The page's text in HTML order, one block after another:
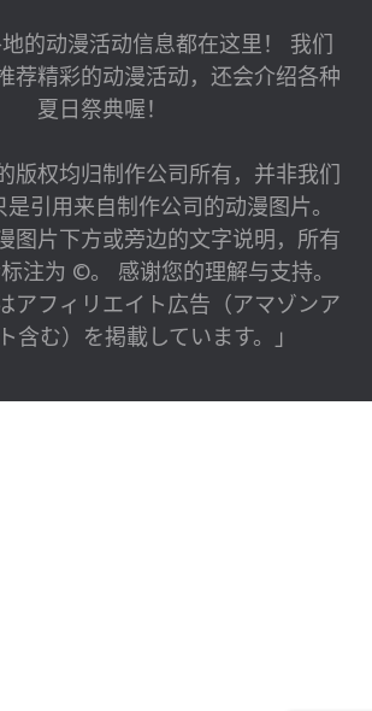
的动漫活动信息都在这里！ 我们
荐精彩的动漫活动，还会介绍各种
夏日祭典喔！
版权均归制作公司所有，并非我们
引用来自制作公司的动漫图片。
图片下方或旁边的文字说明，所有
注为 ©。 感谢您的理解与支持。
アフィリエイト広告（アマゾンア
含む）を掲載しています。」